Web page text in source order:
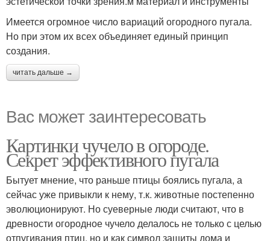
Имеется огромное число вариаций огородного пугала.
Но при этом их всех объединяет единый принцип
создания.
читать дальше →
Вас может заинтересовать
Картинки чучело в огороде.
Секрет эффективного пугала
Бытует мнение, что раньше птицы боялись пугала, а
сейчас уже привыкли к нему, т.к. животные постепенно
эволюционируют. Но суеверные люди считают, что в
древности огородное чучело делалось не только с целью
отпугивания птиц, но и как символ защиты дома и